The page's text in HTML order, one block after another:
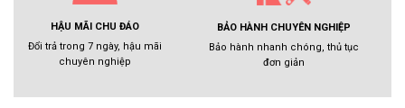
HẬU MÃI CHU ĐÁO
Đổi trả trong 7 ngày, hậu mãi
chuyên nghiệp
BẢO HÀNH CHUYÊN NGHIỆP
Bảo hành nhanh chóng, thủ tục
đơn giản